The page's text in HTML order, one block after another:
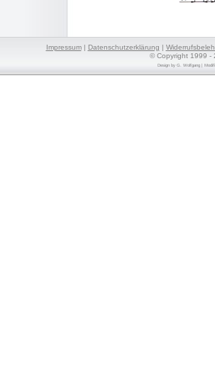
Impressum| Datenschutzerklärung |
© Copyright 1999 -
Design by G. Wolfgang|